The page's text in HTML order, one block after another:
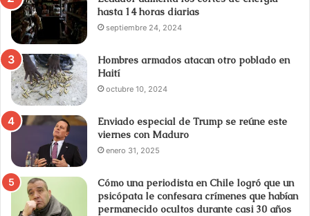
hasta 14 horas diarias
septiembre 24, 2024
Hombres armados atacan otro poblado en
Haití
octubre 10, 2024
Enviado especial de Trump se reúne este
viernes con Maduro
enero 31, 2025
Cómo una periodista en Chile logró que un
psicópata le confesara crímenes que habían
permanecido ocultos durante casi 30 años